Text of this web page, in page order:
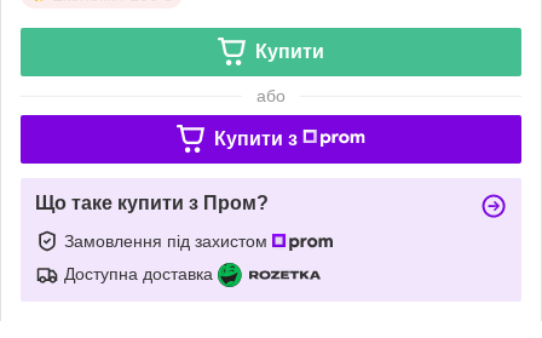
Купити
або
Купити з
Що таке купити з Пром?
Замовлення під захистом
Доступна доставка